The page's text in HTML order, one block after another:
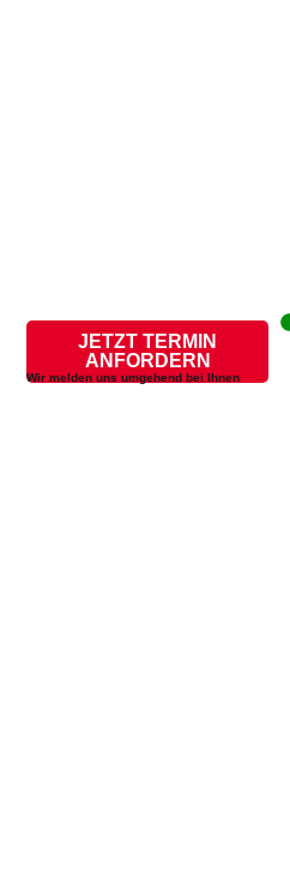
JETZT TERMIN
ANFORDERN
Wir melden uns umgehend bei Ihnen